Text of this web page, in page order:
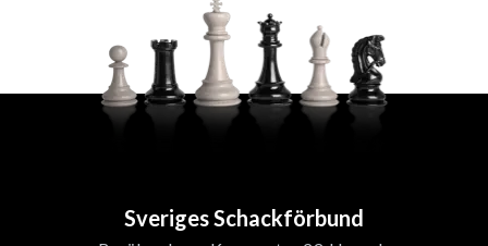
Sveriges Schackförbund